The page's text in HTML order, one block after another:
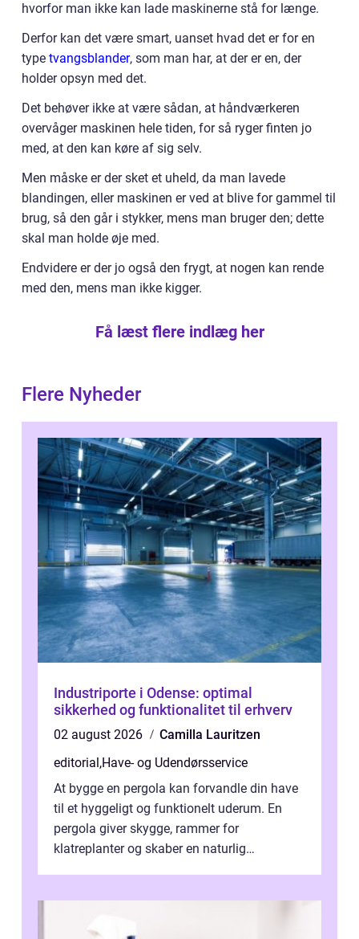
hvorfor man ikke kan lade maskinerne stå for længe.
Derfor kan det være smart, uanset hvad det er for en
type tvangsblander, som man har, at der er en, der
holder opsyn med det.
Det behøver ikke at være sådan, at håndværkeren
overvåger maskinen hele tiden, for så ryger finten jo
med, at den kan køre af sig selv.
Men måske er der sket et uheld, da man lavede
blandingen, eller maskinen er ved at blive for gammel til
brug, så den går i stykker, mens man bruger den; dette
skal man holde øje med.
Endvidere er der jo også den frygt, at nogen kan rende
med den, mens man ikke kigger.
Få læst flere indlæg her
Flere Nyheder
Industriporte i Odense: optimal
sikkerhed og funktionalitet til erhverv
02 august 2026
Camilla Lauritzen
editorial ,Have- og Udendørsservice
At bygge en pergola kan forvandle din have
til et hyggeligt og funktionelt uderum. En
pergola giver skygge, rammer for
klatreplanter og skaber en naturlig